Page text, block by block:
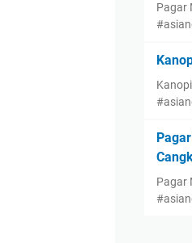
Pagar
Pagar